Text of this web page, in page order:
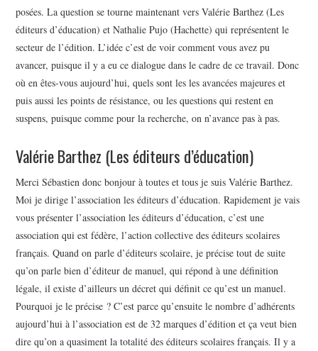
posées. La question se tourne maintenant vers Valérie Barthez (Les
éditeurs d’éducation) et Nathalie Pujo (Hachette) qui représentent le
secteur de l’édition. L’idée c’est de voir comment vous avez pu
avancer, puisque il y a eu ce dialogue dans le cadre de ce travail. Donc
où en êtes-vous aujourd’hui, quels sont les les avancées majeures et
puis aussi les points de résistance, ou les questions qui restent en
suspens, puisque comme pour la recherche, on n’avance pas à pas.
Valérie Barthez (Les éditeurs d’éducation)
Merci Sébastien donc bonjour à toutes et tous je suis Valérie Barthez.
Moi je dirige l’association les éditeurs d’éducation. Rapidement je vais
vous présenter l’association les éditeurs d’éducation, c’est une
association qui est fédère, l’action collective des éditeurs scolaires
français. Quand on parle d’éditeurs scolaire, je précise tout de suite
qu’on parle bien d’éditeur de manuel, qui répond à une définition
légale, il existe d’ailleurs un décret qui définit ce qu’est un manuel.
Pourquoi je le précise ? C’est parce qu’ensuite le nombre d’adhérents
aujourd’hui à l’association est de 32 marques d’édition et ça veut bien
dire qu’on a quasiment la totalité des éditeurs scolaires français. Il y a